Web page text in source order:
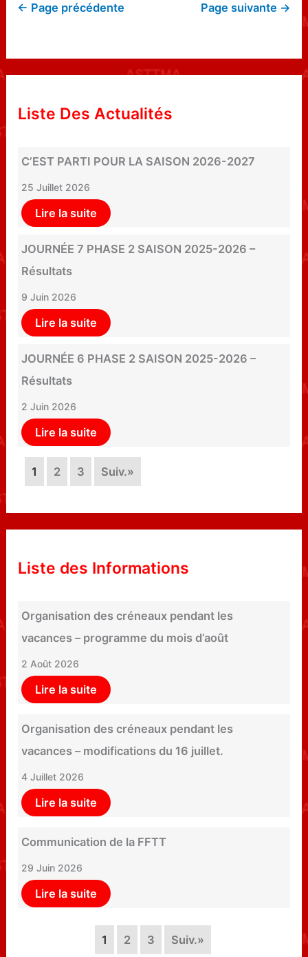
← Page précédente Page suivante →
Liste Des Actualités
C’EST PARTI POUR LA SAISON 2026-2027
25 Juillet 2026
Lire la suite
JOURNÉE 7 PHASE 2 SAISON 2025-2026 –
Résultats
9 Juin 2026
Lire la suite
JOURNÉE 6 PHASE 2 SAISON 2025-2026 –
Résultats
2 Juin 2026
Lire la suite
1 2 3 Suiv.»
Liste des Informations
Organisation des créneaux pendant les
vacances – programme du mois d’août
2 Août 2026
Lire la suite
Organisation des créneaux pendant les
vacances – modifications du 16 juillet.
4 Juillet 2026
Lire la suite
Communication de la FFTT
29 Juin 2026
Lire la suite
1 2 3 Suiv.»